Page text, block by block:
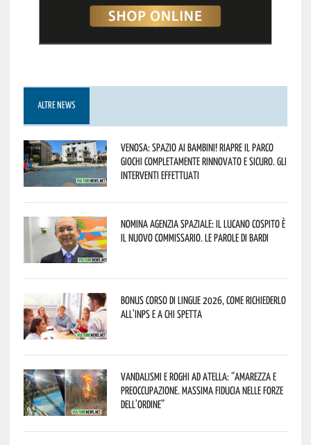
ALTRE NEWS
Venosa: spazio ai bambini! Riapre il Parco
Giochi completamente rinnovato e sicuro. Gli
interventi effettuati
Nomina Agenzia Spaziale: il lucano Cospito è
il nuovo commissario. Le parole di Bardi
Bonus corso di lingue 2026, come richiederlo
all’INPS e a chi spetta
Vandalismi e roghi ad Atella: “Amarezza e
preoccupazione. Massima fiducia nelle Forze
dell’Ordine”